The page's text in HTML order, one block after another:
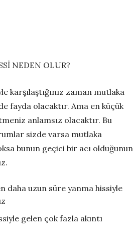
NEDEN OLUR?
karşılaştığınız zaman mutlaka
fayda olacaktır. Ama en küçük
anlamsız olacaktır. Bu
sizde varsa mutlaka
bunun geçici bir acı olduğunun
daha uzun süre yanma hissiyle
gelen çok fazla akıntı